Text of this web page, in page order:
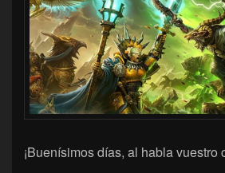
¡Buenísimos días, al habla vuestro